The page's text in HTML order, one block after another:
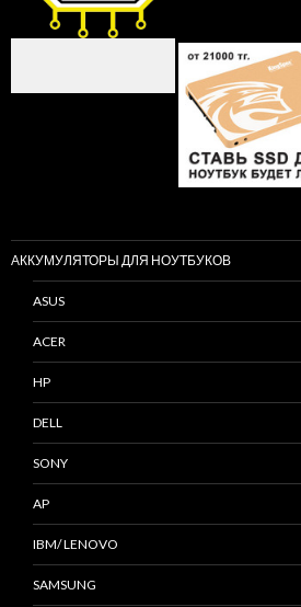
АККУМУЛЯТОРЫ ДЛЯ НОУТБУКОВ
ASUS
ACER
HP
DELL
SONY
AP
IBM/ LENOVO
SAMSUNG